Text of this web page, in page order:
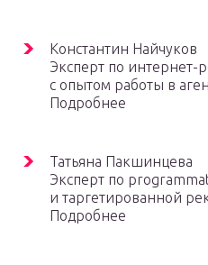
Константин Найчуков
Эксперт по интернет-
с опытом работы в
Подробнее
Татьяна Пакшинцева
Эксперт по
и таргетированной
Подробнее